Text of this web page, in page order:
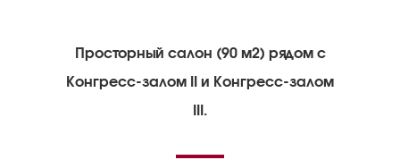
Просторный салон (90 м2) рядом с
Конгресс-залом II и Конгресс-залом
III.